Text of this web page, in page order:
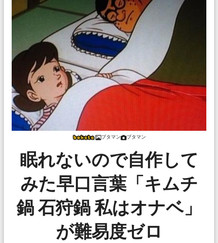
ブタマン ブタマン
眠れないので自作して
みた早口言葉「キムチ
鍋 石狩鍋 私はオナベ」
が難易度ゼロ